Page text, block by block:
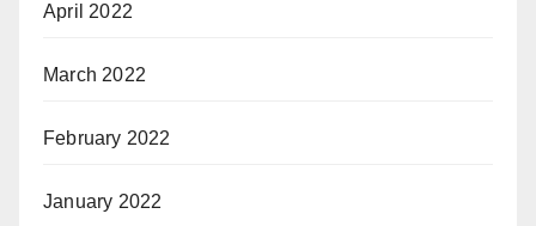
April 2022
March 2022
February 2022
January 2022